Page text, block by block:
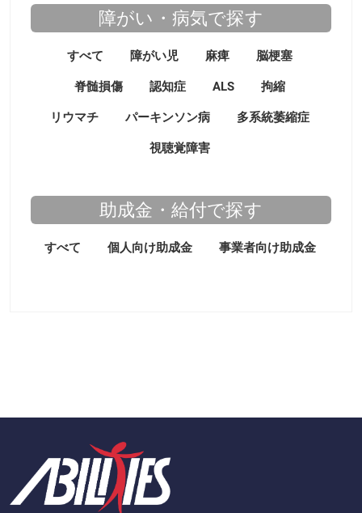
障がい・病気で探す
すべて 障がい児 麻痺 脳梗塞
脊髄損傷 認知症 ALS 拘縮
リウマチ パーキンソン病 多系統萎縮症
視聴覚障害
助成金・給付で探す
すべて 個人向け助成金 事業者向け助成金